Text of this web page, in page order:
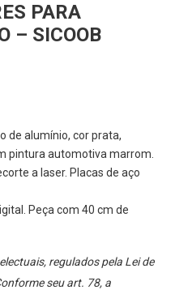
PARA
– SICOOB
de alumínio, cor prata,
pintura automotiva marrom.
a laser. Placas de aço
Peça com 40 cm de
regulados pela Lei de
seu art. 78, a